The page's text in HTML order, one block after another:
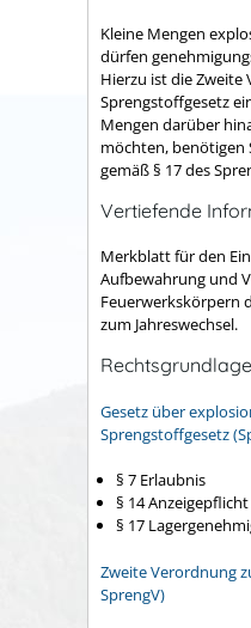
Kleine Mengen
dürfen
Hierzu ist die Zweite
Sprengstoffgesetz
Mengen darüber
möchten, benötigen
gemäß § 17 des
Vertiefende
Merkblatt für den
Aufbewahrung und
Feuerwerkskörpern
zum Jahreswechsel.
Rechtsgrundlage
Gesetz über
Sprengstoffgesetz
§ 7 Erlaubnis
§ 14 Anzeigepflicht
§ 17
Zweite Verordnung
SprengV)